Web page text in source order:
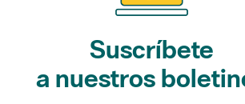
Suscríbete
a nuestros